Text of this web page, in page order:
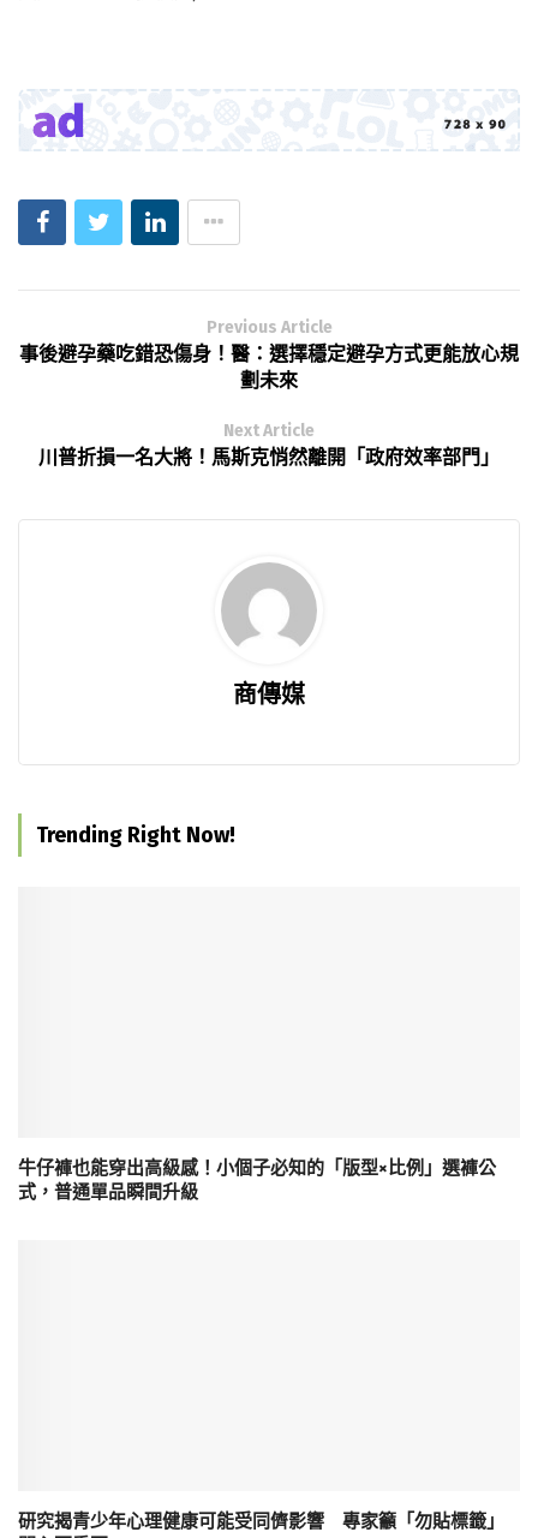
Previous Article
事後避孕藥吃錯恐傷身！醫：選擇穩定避孕方式更能放心規
劃未來
Next Article
川普折損一名大將！馬斯克悄然離開「政府效率部門」
商傳媒
Trending Right Now!
牛仔褲也能穿出高級感！小個子必知的「版型×比例」選褲公
式，普通單品瞬間升級
研究揭青少年心理健康可能受同儕影響 專家籲「勿貼標籤」